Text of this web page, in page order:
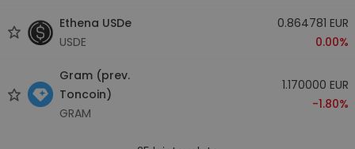
Ethena USDe
USDE
0.864781 EUR
0.00%
Gram (prev.
Toncoin)
GRAM
1.170000 EUR
-1.80%